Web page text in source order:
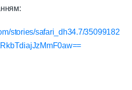
stories/safari_dh34.7/35099182